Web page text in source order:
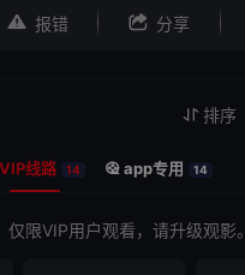
 报错  分享
 排序
VIP线路 14  app专用 14
限VIP用户观看，请升级观影。